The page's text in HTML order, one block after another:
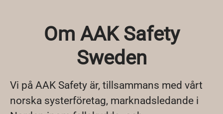
Om AAK Safety
Sweden
Vi på AAK Safety är, tillsammans med vårt
norska systerföretag, marknadsledande i